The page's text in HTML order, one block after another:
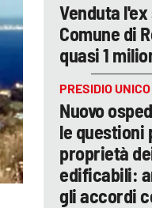
Venduta
Comune di
quasi 1
PRESIDIO UNICO
Nuovo
le questioni
proprietà
edificabili:
gli accordi